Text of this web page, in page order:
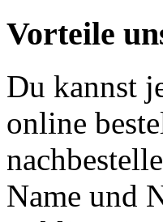
Vorteile
Du kannst
online
Name und